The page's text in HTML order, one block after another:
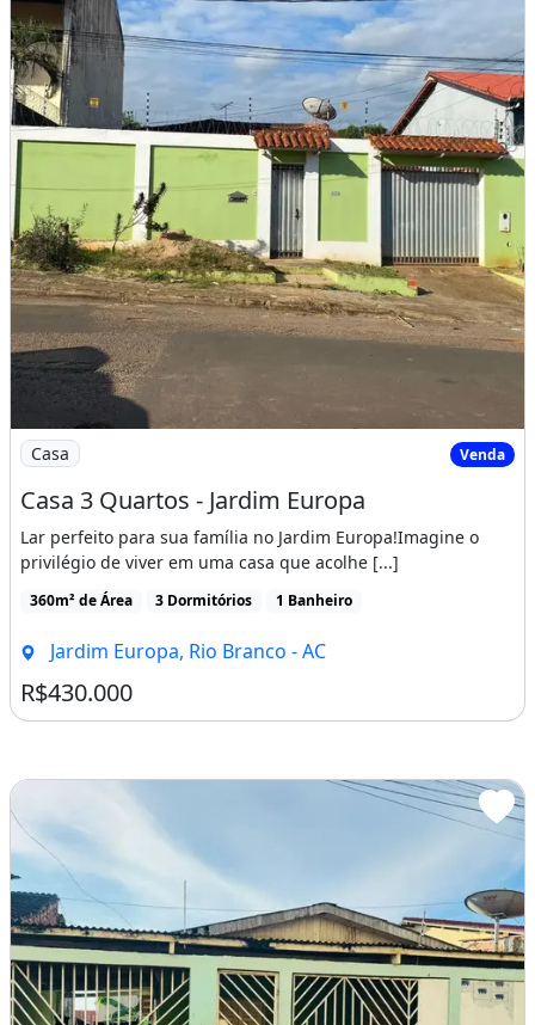
Imagem: Casa 3 Quartos - Jardim Europa
Casa Venda
Casa 3 Quartos - Jardim Europa
Lar perfeito para sua família no Jardim Europa!Imagine o
privilégio de viver em uma casa que acolhe [...]
360m² de Área 3 Dormitórios 1 Banheiro
Jardim Europa, Rio Branco - AC
R$430.000